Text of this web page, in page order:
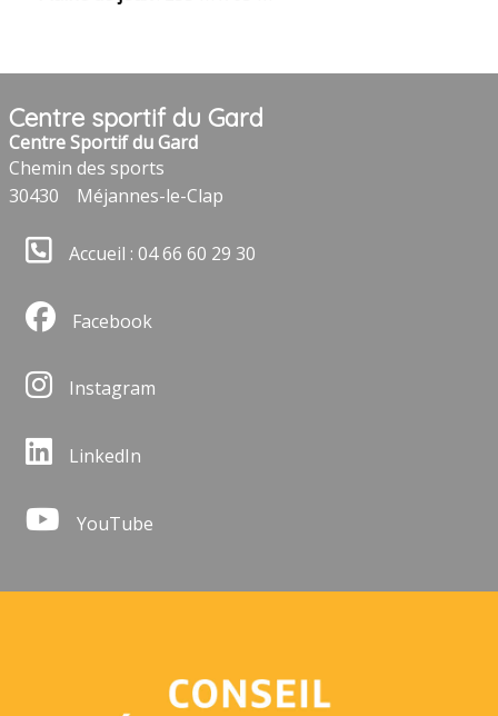
Centre sportif du Gard
Centre Sportif du Gard
Chemin des sports
30430
Méjannes-le-Clap
Accueil : 04 66 60 29 30
Facebook
Instagram
LinkedIn
YouTube